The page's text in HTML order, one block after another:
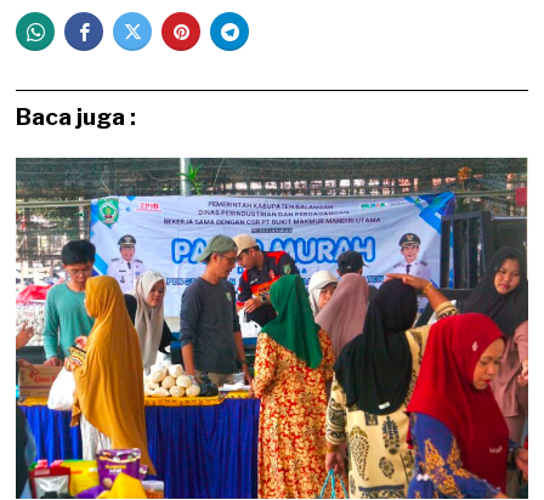
Baca juga :